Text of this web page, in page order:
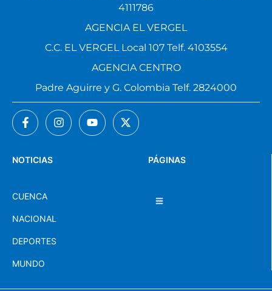
PÁGINAS
NOTICIAS
CUENCA
NACIONAL
DEPORTES
MUNDO
4111786
AGENCIA EL VERGEL
C.C. EL VERGEL Local 107 Telf. 4103554
AGENCIA CENTRO
Padre Aguirre y G. Colombia Telf. 2824000